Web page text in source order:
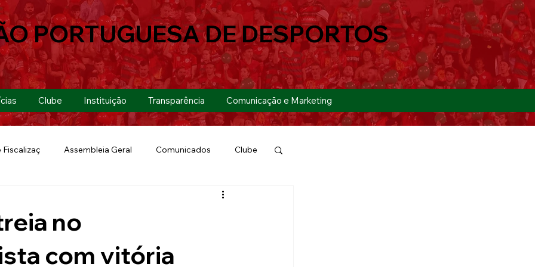
Clube Instituição Transparência Comunicação e Marketing
PORTUGUESA DE DESPORTOS
Assembleia Geral Comunicados Clube
Run 2019 Futebol Feminino
no
com vitória